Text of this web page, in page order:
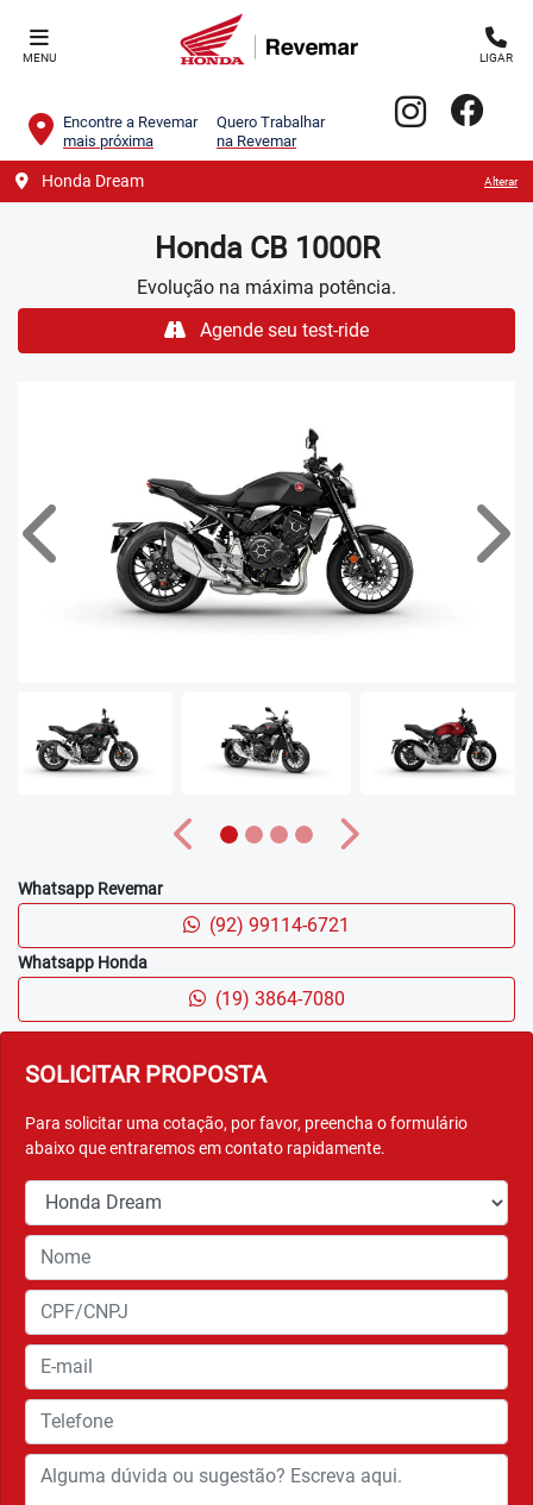
MENU LIGAR
Encontre a Revemar
mais próxima
Quero Trabalhar
na Revemar
Honda Dream Alterar
HondaCB 1000R
Evolução na máxima potência.
Agende seu test-ride
SOLICITAR PROPOSTA
Para solicitar uma cotação, por favor, preencha o formulário
abaixo que entraremos em contato rapidamente.
Anterior
Anterior Próximo
Whatsapp Revemar
(92) 99114-6721
Whatsapp Honda
(19) 3864-7080